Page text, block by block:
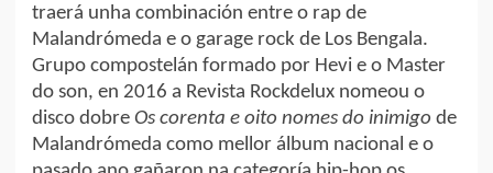
traerá unha combinación entre o rap de
Malandrómeda e o garage rock de Los Bengala.
Grupo compostelán formado por Hevi e o Master
do son, en 2016 a Revista Rockdelux nomeou o
disco dobre Os corenta e oito nomes do inimigo de
Malandrómeda como mellor álbum nacional e o